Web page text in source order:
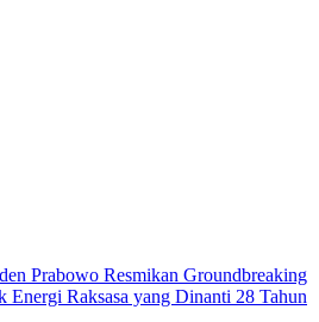
Prabowo Resmikan Groundbreaking
Raksasa yang Dinanti 28 Tahun